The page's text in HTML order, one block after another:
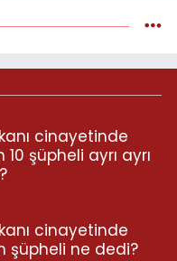
cinayetinde
şüpheli ayrı ayrı
cinayetinde
şüpheli ne dedi?